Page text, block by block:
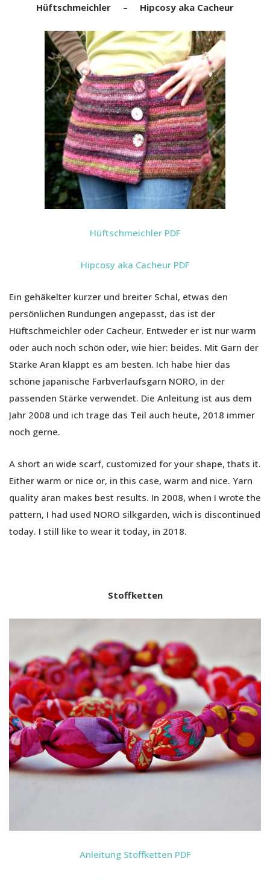
Hüftschmeichler – Hipcosy aka Cacheur
Hüftschmeichler PDF
Hipcosy aka Cacheur PDF
Ein gehäkelter kurzer und breiter Schal, etwas den
persönlichen Rundungen angepasst, das ist der
Hüftschmeichler oder Cacheur. Entweder er ist nur warm
oder auch noch schön oder, wie hier: beides. Mit Garn der
Stärke Aran klappt es am besten. Ich habe hier das
schöne japanische Farbverlaufsgarn NORO, in der
passenden Stärke verwendet. Die Anleitung ist aus dem
Jahr 2008 und ich trage das Teil auch heute, 2018 immer
noch gerne.
A short an wide scarf, customized for your shape, thats it.
Either warm or nice or, in this case, warm and nice. Yarn
quality aran makes best results. In 2008, when I wrote the
pattern, I had used NORO silkgarden, wich is discontinued
today. I still like to wear it today, in 2018.
Stoffketten
Anleitung Stoffketten PDF